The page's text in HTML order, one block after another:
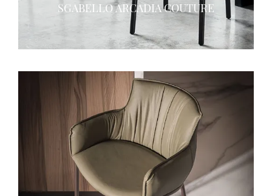
SGABELLO ARCADIA COUTURE